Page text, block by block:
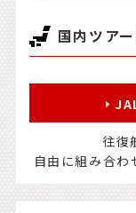
国内ツア
往復
自由に組み合わ